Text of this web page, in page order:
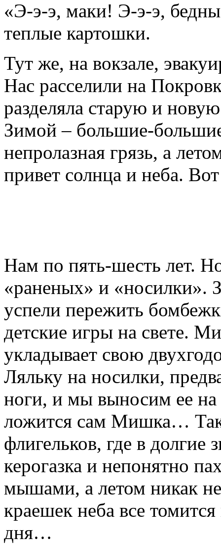
«Э-э-э, маки! Э-э-э,
теплые картошки.
Тут же, на вокзале,
Нас расселили на
разделяла старую и
Зимой – большие-
непролазная грязь, а
привет солнца и неба.
Нам по пять-шесть лет.
«раненых» и «носилки».
успели пережить
детские игры на свете.
укладывает свою
Ляльку на носилки,
ноги, и мы выносим ее
ложится сам Мишка… Так
флигельков, где в долгие
керогазка и непонятно
мышами, а летом никак
краешек неба все
дня…